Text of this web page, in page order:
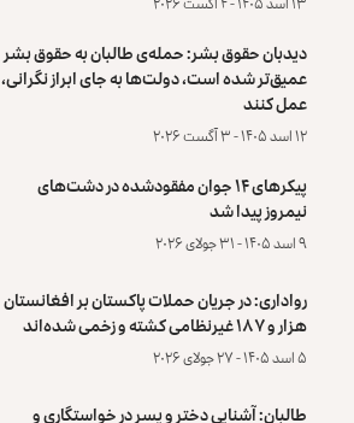
دیدبان حقوق بشر: حمله‌ی طالبان به حقوق بشر
عمیق‌تر شده است، دولت‌ها به جای ابراز نگرانی،
عمل کنند
۱۲ اسد ۱۴۰۵ - ۳ آگست ۲۰۲۶
پیکرهای ۱۴ جوان مفقودشده در دشت‌های
نیمروز پیدا شد
۹ اسد ۱۴۰۵ - ۳۱ جولای ۲۰۲۶
رواداری: در جریان حملات پاکستان بر افغانستان
هزار و ۱۸۷ غیرنظامی کشته و زخمی شده‌اند
۵ اسد ۱۴۰۵ - ۲۷ جولای ۲۰۲۶
طالبان: آشنایی دختر و پسر در خواستگاری و